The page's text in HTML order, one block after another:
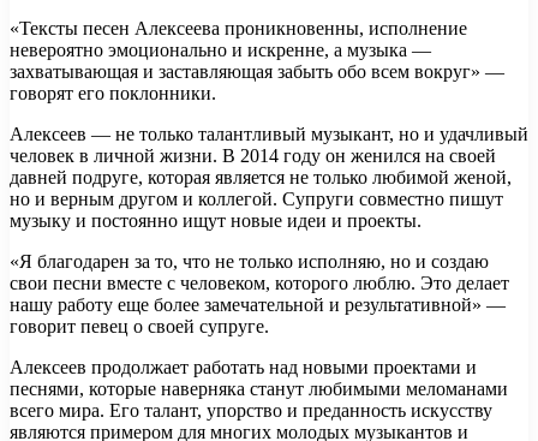
«Тексты песен Алексеева проникновенны, исполнение
невероятно эмоционально и искренне, а музыка —
захватывающая и заставляющая забыть обо всем вокруг» —
говорят его поклонники.
Алексеев — не только талантливый музыкант, но и удачливый
человек в личной жизни. В 2014 году он женился на своей
давней подруге, которая является не только любимой женой,
но и верным другом и коллегой. Супруги совместно пишут
музыку и постоянно ищут новые идеи и проекты.
«Я благодарен за то, что не только исполняю, но и создаю
свои песни вместе с человеком, которого люблю. Это делает
нашу работу еще более замечательной и результативной» —
говорит певец о своей супруге.
Алексеев продолжает работать над новыми проектами и
песнями, которые наверняка станут любимыми меломанами
всего мира. Его талант, упорство и преданность искусству
являются примером для многих молодых музыкантов и